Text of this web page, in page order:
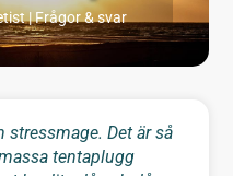
|Frågor & svar
stressmage. Det är så
tentaplugg